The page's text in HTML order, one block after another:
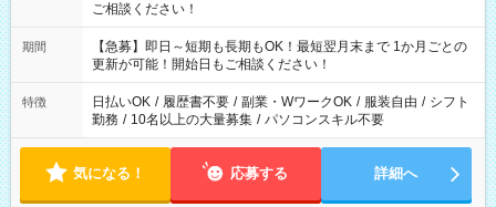
ご相談ください！
期間
【急募】即日～短期も長期もOK！最短翌月末まで 1か月ごとの
更新が可能！開始日もご相談ください！
特徴 日払いOK / 履歴書不要 / 副業・WワークOK / 服装自由 / シフト
勤務 / 10名以上の大量募集 / パソコンスキル不要
気になる！ 応募する 詳細へ